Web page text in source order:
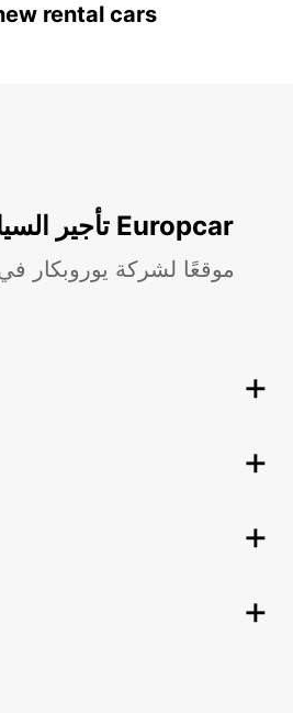
rental cars
تأجير السيارات في قطر مع Europcar
موقعًا لشركة يوروبكار